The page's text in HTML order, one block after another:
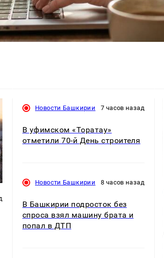
Новости Башкирии 7 часов назад
В уфимском «Торатау»
отметили 70-й День строителя
Новости Башкирии 8 часов назад
В Башкирии подросток без
спроса взял машину брата и
попал в ДТП